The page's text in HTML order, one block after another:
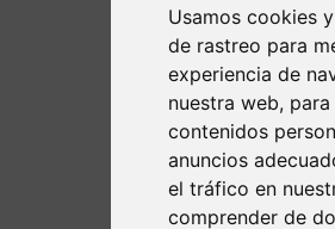
Usamos cookies
de rastreo para
experiencia de
nuestra web,
contenidos
anuncios
el tráfico en
comprender de